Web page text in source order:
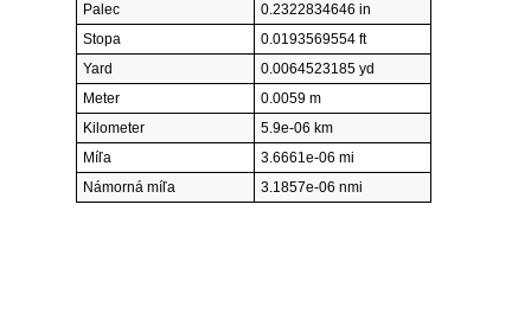
Palec
0.2322834646 in
Stopa
0.0193569554 ft
Yard
0.0064523185 yd
Meter
0.0059 m
Kilometer
5.9e-06 km
Míľa
3.6661e-06 mi
Námorná míľa
3.1857e-06 nmi